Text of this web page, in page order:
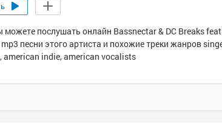
можете послушать онлайн Bassnectar & DC Breaks
mp3 песни этого артиста и похожие треки жанров
american indie, american vocalists